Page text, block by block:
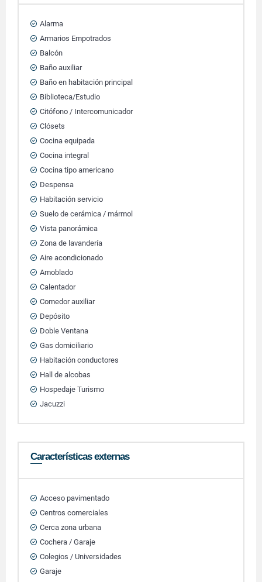
Alarma
Armarios Empotrados
Balcón
Baño auxiliar
Baño en habitación principal
Biblioteca/Estudio
Citófono / Intercomunicador
Clósets
Cocina equipada
Cocina integral
Cocina tipo americano
Despensa
Habitación servicio
Suelo de cerámica / mármol
Vista panorámica
Zona de lavandería
Aire acondicionado
Amoblado
Calentador
Comedor auxiliar
Depósito
Doble Ventana
Gas domiciliario
Habitación conductores
Hall de alcobas
Hospedaje Turismo
Jacuzzi
Características externas
Acceso pavimentado
Centros comerciales
Cerca zona urbana
Cochera / Garaje
Colegios / Universidades
Garaje